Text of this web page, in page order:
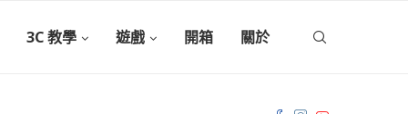
3C 教學 遊戲 開箱 關於